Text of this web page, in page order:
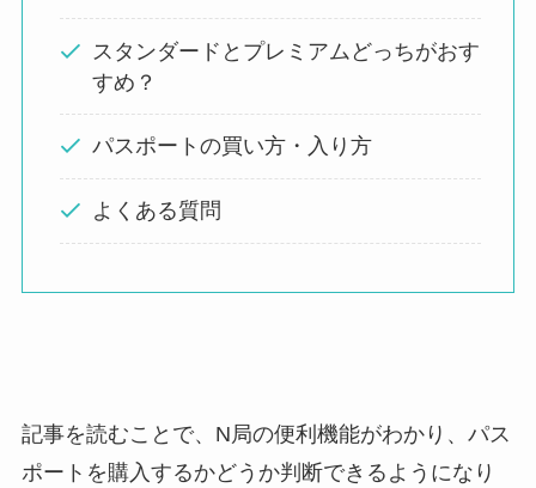
スタンダードとプレミアムどっちがおす
すめ？
パスポートの買い方・入り方
よくある質問
記事を読むことで、N局の便利機能がわかり、パス
ポートを購入するかどうか判断できるようになり